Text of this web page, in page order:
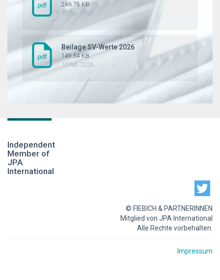
246.78 KB.
10 feb 2026
Beilage SV-Werte 2026
149.54 KB.
10 feb 2026
Independent
Member of
JPA
International
© FIEBICH & PARTNERINNEN
Mitglied von JPA International
Alle Rechte vorbehalten.
Impressum